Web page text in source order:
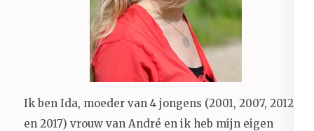
Ik ben Ida, moeder van 4 jongens (2001, 2007, 2012
en 2017) vrouw van André en ik heb mijn eigen